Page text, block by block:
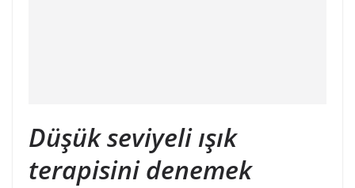
Düşük seviyeli ışık
terapisini denemek